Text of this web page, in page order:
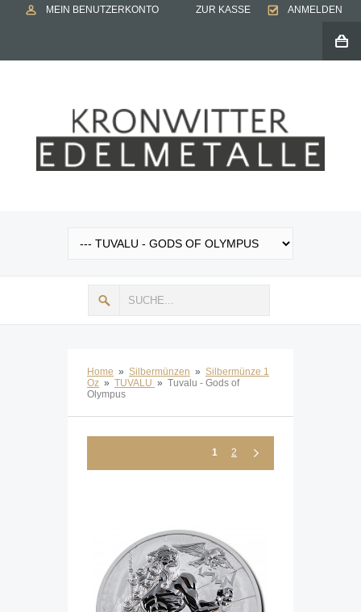
MEIN BENUTZERKONTO ZUR KASSE ANMELDEN
Home » Silbermünzen » Silbermünze 1
Oz » TUVALU » Tuvalu - Gods of
Olympus
1 2